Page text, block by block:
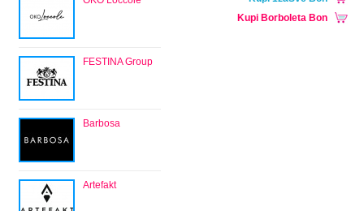
FESTINA Group
Barbosa
Artefakt
Kupi Borboleta Bon